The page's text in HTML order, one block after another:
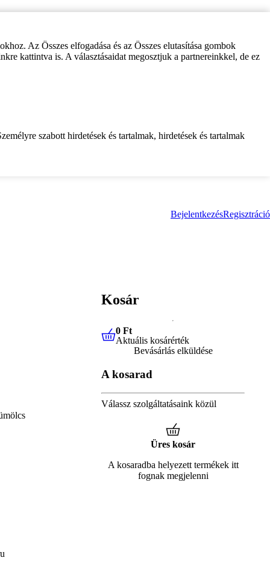
Az Összes elfogadása és az Összes elutasítása gombok
kattintva is. A választásaidat megosztjuk a partnereinkkel, de ez
szabott hirdetések és tartalmak, hirdetések és tartalmak
BejelentkezésRegisztráció
Kosár
0 FtAktuális kosárérték
0 Ft
Aktuális kosárérték
Bevásárlás elküldése
A kosarad
Válassz szolgáltatásaink közül
Üres kosár
A kosaradba helyezett termékek itt
fognak megjelenni